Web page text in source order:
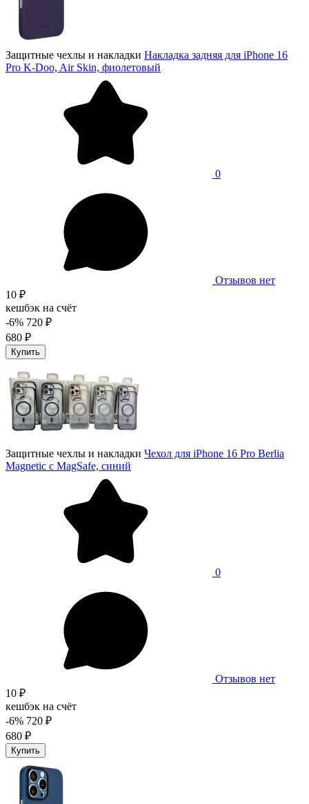
Защитные чехлы и накладки Накладка задняя для iPhone 16
Pro K-Doo, Air Skin, фиолетовый
0
Отзывов нет
10 ₽
кешбэк на счёт
-6% 720 ₽
680 ₽
Купить
Защитные чехлы и накладки Чехол для iPhone 16 Pro Berlia
Magnetic с MagSafe, синий
0
Отзывов нет
10 ₽
кешбэк на счёт
-6% 720 ₽
680 ₽
Купить